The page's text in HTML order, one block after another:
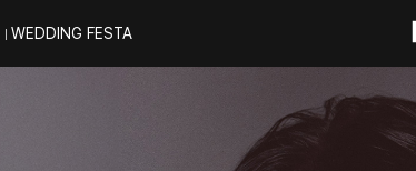
WEDDING FESTA